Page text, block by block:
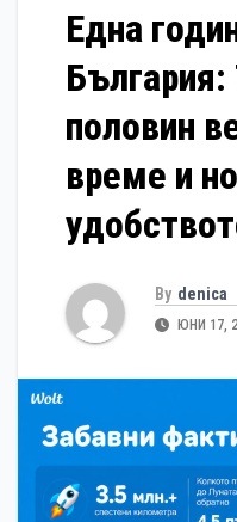
Една
България:
половин
време и
By denica
ЮНИ 17,